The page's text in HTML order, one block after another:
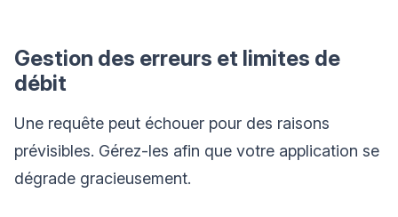
Gestion des erreurs et limites de
débit
Une requête peut échouer pour des raisons
prévisibles. Gérez-les afin que votre application se
dégrade gracieusement.